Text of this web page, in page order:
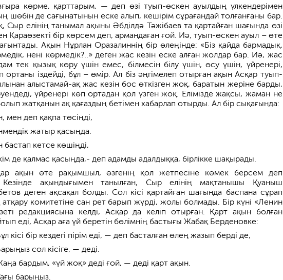
көрме, қарттарым, — деп өзі туып-өскен ауылдың үлкендерімен
шөбін де сағынатынын еске алып, кешірім сұрағандай толғанғаны бар.
Сыр елінің танымал ақыны Әбділдә Тәжібаев та қартайған шағында өзі
Қараөзекті бір көрсем деп, армандаған ғой. Иә, туып-өскен ауыл – өте
Ақын Нұрлан Оразалиннің бір өлеңінде: «Біз қайда бармадық,
нені көрмедік?..» деген жас кезін еске алған жолдар бар. Иә, жас
тек қызық көру үшін емес, білмесін білу үшін, өсу үшін, үйренері,
ортаны іздейді, бұл – өмір. Ал біз әңгімелеп отырған ақын Асқар туып-
алыстамай-ақ жас кезін бос өткізген жоқ, баратын жеріне барды,
үйренері көп ортадан қол үзген жоқ. Елімізде жақсы, жаман не
жатқанын ақ қағаздың бетімен хабарлап отырды. Ал бір сықағында:
мен деп қақпа төсіңді,
жатыр қасыңда.
бастап кетсе көшіңді,
де қалмас қасыңда,- деп адамды адалдыққа, бірлікке шақырады.
ақын өте рақымшыл, өзгенің қол жетпесіне көмек берсем деп
Кезінде ақындығымен танылған, Сыр елінің мақтанышы Қуаныш
деген ақсақал болды. Сол кісі қартайған шағында баспана сұрап
комитетіне сан рет барып жүрді, жолы болмады. Бір күні «Ленин
редакциясына келді, Асқар да келіп отырған. Қарт ақын болған
еді, Асқар аға үй беретін бөлімнің бастығы Жабақ Берденовке:
кісі бір кездегі пірім еді, — деп басталған өлең жазып берді де,
сол кісіге, — деді.
бардым, «үй жоқ» деді ғой, — деді қарт ақын.
барыңыз.